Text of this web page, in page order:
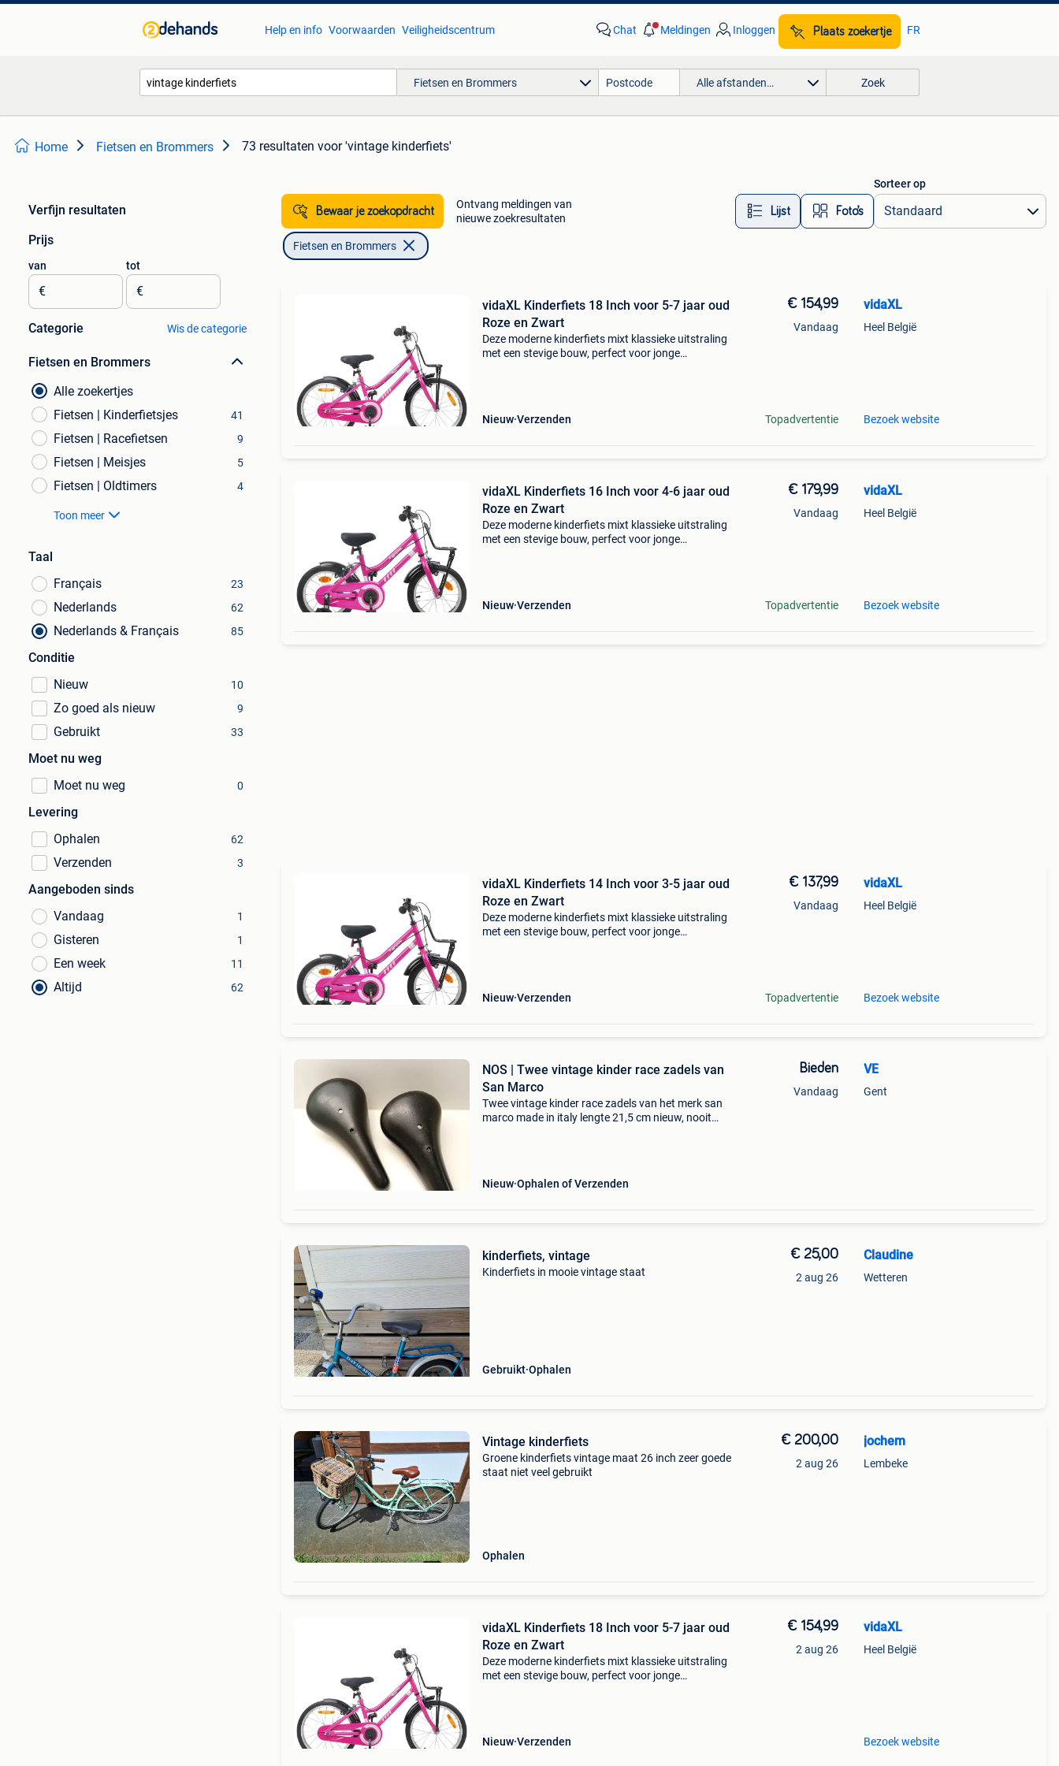
Help en info Voorwaarden Veiligheidscentrum Chat Meldingen Inloggen Plaats zoekertje FR
Fietsen en Brommers Alle afstanden… Zoek
Home Fietsen en Brommers 73 resultaten voor 'vintage kinderfiets'
Verfijn resultaten
Prijs
van
€
tot
€
Categorie Wis de categorie
Fietsen en Brommers
Alle zoekertjes
Fietsen | Kinderfietsjes
41
Fietsen | Racefietsen 9
Fietsen | Meisjes 5
Fietsen | Oldtimers 4
Toon meer
Taal
Français
23
Nederlands 62
Nederlands & Français 85
Conditie
Nieuw
10
Zo goed als nieuw 9
Gebruikt 33
Moet nu weg
Moet nu weg
0
Levering
Ophalen
62
Verzenden 3
Aangeboden sinds
Vandaag
1
Gisteren 1
Een week 11
Altijd 62
Bewaar je zoekopdracht
Ontvang meldingen van
nieuwe zoekresultaten
Lijst Foto’s
Sorteer op
Fietsen en Brommers
vidaXL Kinderfiets 18 Inch voor 5-7 jaar oud
Roze en Zwart
Deze moderne kinderfiets mixt klassieke uitstraling
met een stevige bouw, perfect voor jonge
Nieuw Verzenden
€ 154,99
Vandaag
Topadvertentie
vidaXL
Heel België
Bezoek website
vidaXL Kinderfiets 16 Inch voor 4-6 jaar oud
Roze en Zwart
Deze moderne kinderfiets mixt klassieke uitstraling
met een stevige bouw, perfect voor jonge
Nieuw Verzenden
€ 179,99
Vandaag
Topadvertentie
vidaXL
Heel België
Bezoek website
vidaXL Kinderfiets 14 Inch voor 3-5 jaar oud
Roze en Zwart
Deze moderne kinderfiets mixt klassieke uitstraling
met een stevige bouw, perfect voor jonge
Nieuw Verzenden
€ 137,99
Vandaag
Topadvertentie
vidaXL
Heel België
Bezoek website
NOS | Twee vintage kinder race zadels van
San Marco
Twee vintage kinder race zadels van het merk san
marco made in italy lengte 21,5 cm nieuw, nooit
Nieuw Ophalen of Verzenden
Bieden
Vandaag
VE
Gent
kinderfiets, vintage
Kinderfiets in mooie vintage staat
Gebruikt Ophalen
€ 25,00
2 aug 26
Claudine
Wetteren
Vintage kinderfiets
Groene kinderfiets vintage maat 26 inch zeer goede
staat niet veel gebruikt
Ophalen
€ 200,00
2 aug 26
jochem
Lembeke
vidaXL Kinderfiets 18 Inch voor 5-7 jaar oud
Roze en Zwart
Deze moderne kinderfiets mixt klassieke uitstraling
met een stevige bouw, perfect voor jonge
Nieuw Verzenden
€ 154,99
2 aug 26
vidaXL
Heel België
Bezoek website